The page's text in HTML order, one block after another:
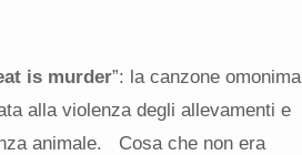
is murder”: la canzone omonima
alla violenza degli allevamenti e
animale. Cosa che non era